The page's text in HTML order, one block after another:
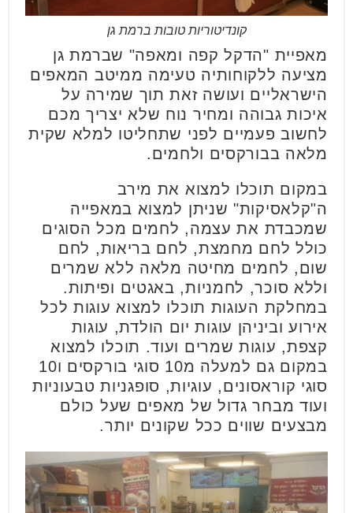
קונדיטוריות טובות ברמת גן
מאפיית "הדקל קפה ומאפה" שברמת גן
מציעה ללקוחותיה טעימה ממיטב המאפים
הישראליים ועושה זאת תוך שמירה על
איכות גבוהה ומחיר נוח שלא יצריך מכם
לחשוב פעמיים לפני שתחליטו למלא שקית
מלאה בבורקסים ולחמים.
במקום תוכלו למצוא את מירב
ה"קלאסיקות" שניתן למצוא במאפייה
שמכבדת את עצמה, לחמים מכל הסוגים
כולל לחם מחמצת, לחם בריאות, לחם
שום, לחמים מחיטה מלאה ללא שמרים
וללא סוכר, לחמניות, באגטים ופיתות.
במחלקת העוגות תוכלו למצוא עוגות לכל
אירוע וביניהן עוגות יום הולדת, עוגות
קצפת, עוגות שמרים ועוד. תוכלו למצוא
במקום גם למעלה מ10 סוגי בורקסים ו10
סוגי קוראסונים, עוגיות, סופגניות טבעוניות
ועוד מבחר גדול של מאפים שעל כולם
מבצעים שווים ככל שקונים יותר.